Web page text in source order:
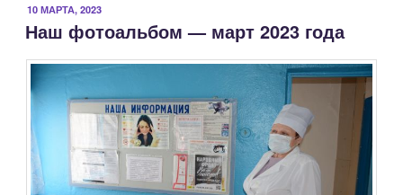
ОПУБЛИКОВАНО
10 МАРТА, 2023
Наш фотоальбом — март 2023 года